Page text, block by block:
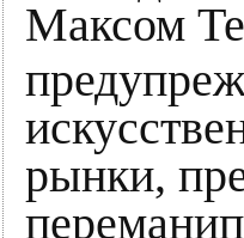
Максом
рынки,